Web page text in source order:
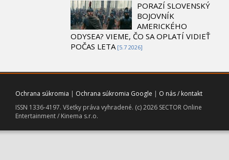
PORAZÍ SLOVENSKÝ
BOJOVNÍK
AMERICKÉHO
ODYSEA? VIEME, ČO SA OPLATÍ VIDIEŤ
POČAS LETA [5.7 2026]
Ochrana súkromia | Ochrana súkromia Google | O nás / kontakt
ISSN 1336-4197. Všetky práva vyhradené. (c) 2026 SECTOR Online
Entertainment / Kinema s.r.o.